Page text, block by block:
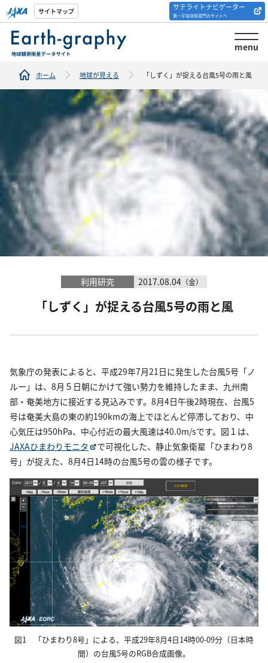
サイトマップ サテライトナビゲーター
第一宇宙技術部門のサイトへ
menu
解析ツール/サイトの
紹介
ホーム 地球が見える 「しずく」が捉える台風5号の雨と風
利用研究 2017.08.04 （金）
「しずく」が捉える台風5号の雨と風
気象庁の発表によると、平成29年7月21日に発生した台風5号「ノ
ルー」は、8月５日朝にかけて強い勢力を維持したまま、九州南
部・奄美地方に接近する見込みです。8月4日午後2時現在、台風5
号は奄美大島の東の約190kmの海上でほとんど停滞しており、中
心気圧は950hPa、中心付近の最大風速は40.0m/sです。図１は、
JAXAひまわりモニタ
で可視化した、静止気象衛星「ひまわり8
号」が捉えた、8月4日14時の台風5号の雲の様子です。
図1 「ひまわり8号」による、平成29年8月4日14時00-09分（日本時
間）の台風5号のRGB合成画像。